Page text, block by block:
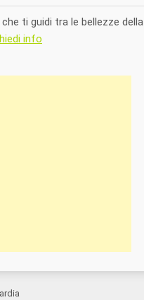
ti guidi tra le bellezze della
info